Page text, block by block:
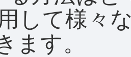
して様々
ます。